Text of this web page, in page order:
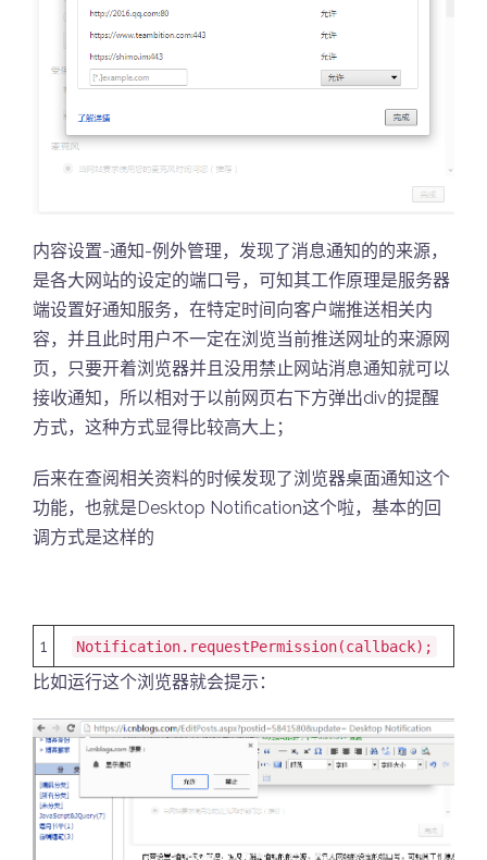
内容设置-通知-例外管理，发现了消息通知的的来源，
是各大网站的设定的端口号，可知其工作原理是服务器
端设置好通知服务，在特定时间向客户端推送相关内
容，并且此时用户不一定在浏览当前推送网址的来源网
页，只要开着浏览器并且没用禁止网站消息通知就可以
接收通知，所以相对于以前网页右下方弹出div的提醒
方式，这种方式显得比较高大上；
后来在查阅相关资料的时候发现了浏览器桌面通知这个
功能，也就是Desktop Notification这个啦，基本的回
调方式是这样的
1 Notification.requestPermission(callback);
比如运行这个浏览器就会提示：